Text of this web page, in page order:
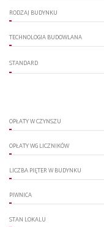
RODZAJ BUDYNKU
TECHNOLOGIA BUDOWLANA
STANDARD
OPŁATY W CZYNSZU
OPŁATY WG LICZNIKÓW
LICZBA PIĘTER W BUDYNKU
PIWNICA
STAN LOKALU